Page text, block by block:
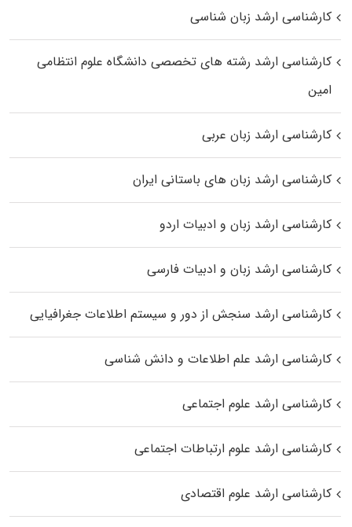
کارشناسی ارشد زبان شناسی
کارشناسی ارشد رﺷﺘﻪ ﻫﺎی تخصصی داﻧﺸﮕﺎه ﻋﻠﻮم انتظامی
اﻣﻴﻦ
کارشناسی ارشد زبان عربی
کارشناسی ارشد زبان‌ های باستانی ایران
کارشناسی ارشد زبان و ادبیات اردو
کارشناسی ارشد زبان و ادبیات فارسی
کارشناسی ارشد سنجش از دور و سیستم اطلاعات جغرافیایی
کارشناسی ارشد علم اطلاعات و دانش شناسی
کارشناسی ارشد علوم اجتماعی
کارشناسی ارشد علوم ارتباطات اجتماعی
کارشناسی ارشد علوم اقتصادی